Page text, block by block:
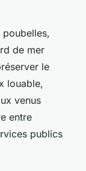
poubelles,
de mer
le
louable,
venus
entre
publics